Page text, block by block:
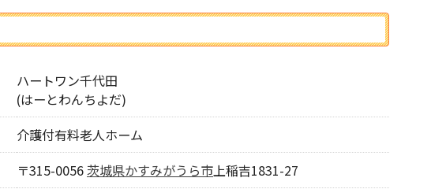
ハートワン千代田
(はーとわんちよだ)
介護付有料老人ホーム
〒315-0056茨城県かすみがうら市上稲吉1831-27